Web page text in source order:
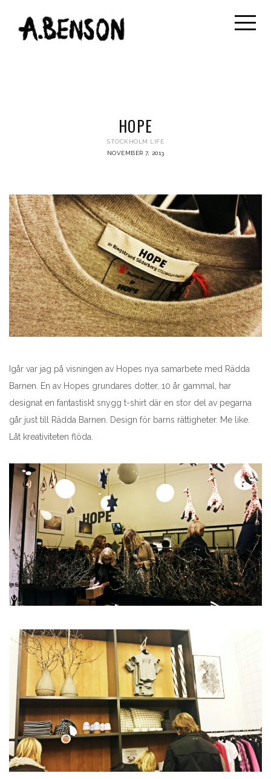
HOPE
STOCKHOLM LIFE
NOVEMBER 7, 2013
Igår var jag på visningen av Hopes nya samarbete med Rädda
Barnen. En av Hopes grundares dotter, 10 år gammal, har
designat en fantastiskt snygg t-shirt där en stor del av pegarna
går just till Rädda Barnen. Design för barns rättigheter. Me like.
Låt kreativiteten flöda.